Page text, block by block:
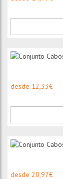
desde 12,33€
desde 20,97€